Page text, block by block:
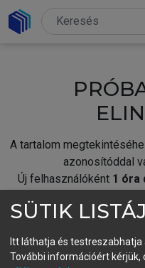
A tartalom
azonosítóddal
Új felhasználóként 1 óra
fiókoddal,
A regisztráció után a
SÜTIK
Itt láthatja és
További információért kérjük,